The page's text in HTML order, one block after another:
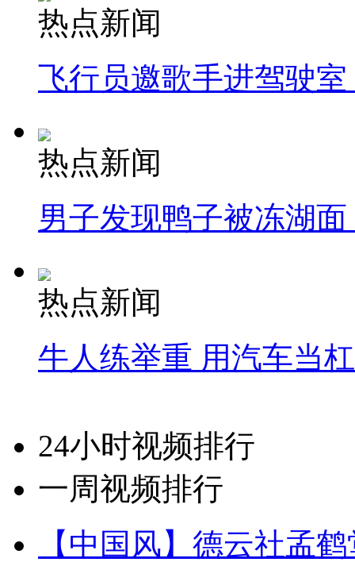
热点新闻
飞行员邀歌手进驾驶
热点新闻
男子发现鸭子被冻湖
热点新闻
牛人练举重 用汽车当
24小时视频排行
一周视频排行
【中国风】德云社孟